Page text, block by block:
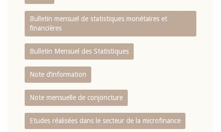
Bulletin mensuel de statistiques monétaires et
financières
Bulletin Mensuel des Statistiques
Note d’information
Note mensuelle de conjoncture
Etudes réalisées dans le secteur de la microfinance